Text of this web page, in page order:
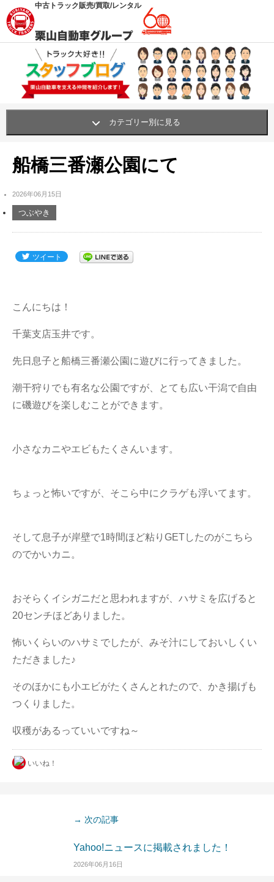
中古トラック販売/買取/レンタル
カテゴリー別に見る
買い物・おすすめ・グッズ(341)
笑顔プロジェクト
社内環境UP! (261)
家族 (317)
トラック(249)
どうぶつ(199)
つぶやき (1101)
グルメ(473)
オリジナルグッズ(41)
船橋三番瀬公園にて
2026年06月15日
つぶやき
ツイート
こんにちは！
千葉支店玉井です。
先日息子と船橋三番瀬公園に遊びに行ってきました。
潮干狩りでも有名な公園ですが、とても広い干潟で自由
に磯遊びを楽しむことができます。
小さなカニやエビもたくさんいます。
ちょっと怖いですが、そこら中にクラゲも浮いてます。
そして息子が岸壁で1時間ほど粘りGETしたのがこちら
のでかいカニ。
おそらくイシガニだと思われますが、ハサミを広げると
20センチほどありました。
怖いくらいのハサミでしたが、みそ汁にしておいしくい
ただきました♪
そのほかにも小エビがたくさんとれたので、かき揚げも
つくりました。
収穫があるっていいですね～
いいね！
→ 次の記事
Yahoo!ニュースに掲載されました！
2026年06月16日